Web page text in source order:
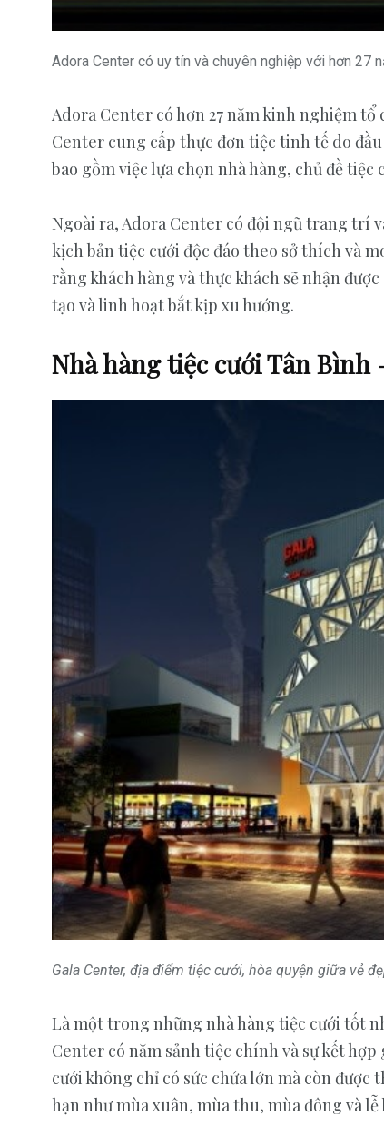
Adora Center có uy tín và chuyên nghiệp với hơn 27
Adora Center có hơn 27 năm kinh nghiệm
Center cung cấp thực đơn tiệc tinh tế do
bao gồm việc lựa chọn nhà hàng, chủ đề
Ngoài ra, Adora Center có đội ngũ trang trí
kịch bản tiệc cưới độc đáo theo sở thích và
rằng khách hàng và thực khách sẽ nhận
tạo và linh hoạt bắt kịp xu hướng.
Nhà hàng tiệc cưới Tân Bình
Gala Center, địa điểm tiệc cưới, hòa quyện giữa vẻ
Là một trong những nhà hàng tiệc cưới tốt
Center có năm sảnh tiệc chính và sự kết
cưới không chỉ có sức chứa lớn mà còn
hạn như mùa xuân, mùa thu, mùa đông và lễ